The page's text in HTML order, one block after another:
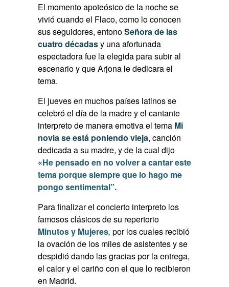
El momento apoteósico de la noche se
vivió cuando el Flaco, como lo conocen
sus seguidores, entonoSeñora de las
cuatro décadasy una afortunada
espectadora fue la elegida para subir al
escenario y que Arjona le dedicara el
tema.
El jueves en muchos países latinos se
celebró el día de la madre y el cantante
interpreto de manera emotiva el tema Mi
novia se está poniendo vieja, canción
dedicada a su madre, y de la cual dijo
«He pensado en no volver a cantar este
tema porque siempre que lo hago me
pongo sentimental”.
Para finalizar el concierto interpreto los
famosos clásicos de su repertorio
Minutos y Mujeres, por los cuales recibió
la ovación de los miles de asistentes y se
despidió dando las gracias por la entrega,
el calor y el cariño con el que lo recibieron
en Madrid.